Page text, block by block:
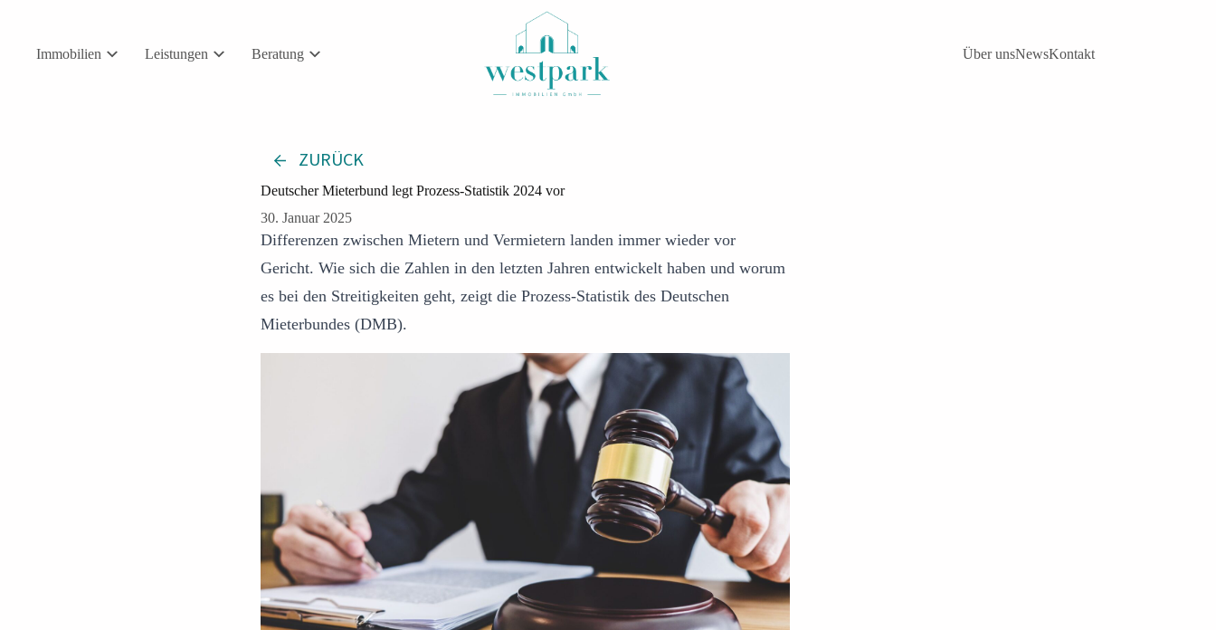
Immobilien
Leistungen Beratung Über unsNewsKontakt
ZURÜCK
Deutscher Mieterbund legt Prozess-Statistik 2024 vor
30. Januar 2025
Differenzen zwischen Mietern und Vermietern landen immer wieder vor
Gericht. Wie sich die Zahlen in den letzten Jahren entwickelt haben und worum
es bei den Streitigkeiten geht, zeigt die Prozess-Statistik des Deutschen
Mieterbundes (DMB).